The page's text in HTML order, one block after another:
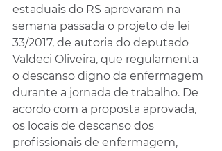
estaduais do RS aprovaram na
semana passada o projeto de lei
33/2017, de autoria do deputado
Valdeci Oliveira, que regulamenta
o descanso digno da enfermagem
durante a jornada de trabalho. De
acordo com a proposta aprovada,
os locais de descanso dos
profissionais de enfermagem,